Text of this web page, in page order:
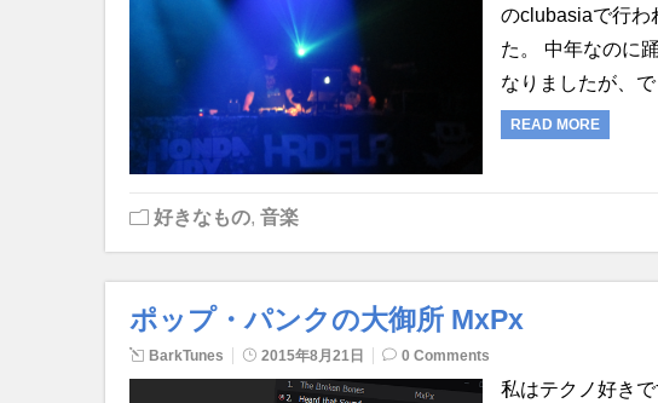
のclubasiaで行わ
た。 中年なのに
なりましたが、
READ MORE
好きなもの, 音楽
ポップ・パンクの大御所 MxPx
BarkTunes 2015年8月21日 0 Comments
私はテクノ好き